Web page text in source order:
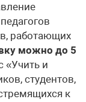
работающих
можно до 5
«Учить и
студентов,
к